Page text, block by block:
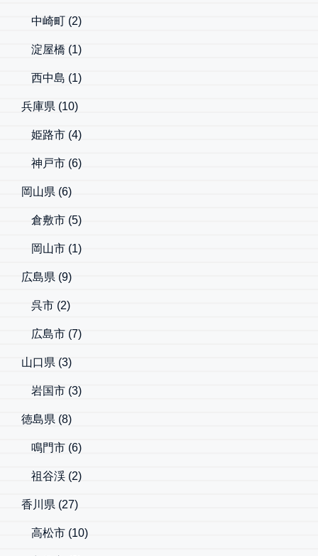
中崎町 (2)
淀屋橋 (1)
西中島 (1)
兵庫県 (10)
姫路市 (4)
神戸市 (6)
岡山県 (6)
倉敷市 (5)
岡山市 (1)
広島県 (9)
呉市 (2)
広島市 (7)
山口県 (3)
岩国市 (3)
徳島県 (8)
鳴門市 (6)
祖谷渓 (2)
香川県 (27)
高松市 (10)